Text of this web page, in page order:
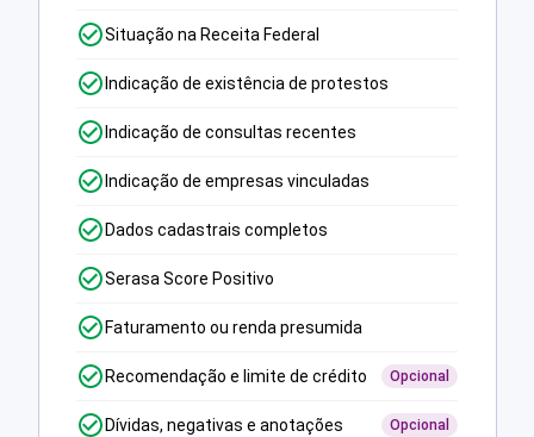
Situação na Receita Federal
Indicação de existência de protestos
Indicação de consultas recentes
Indicação de empresas vinculadas
Dados cadastrais completos
Serasa Score Positivo
Faturamento ou renda presumida
Recomendação e limite de crédito Opcional
Dívidas, negativas e anotações Opcional